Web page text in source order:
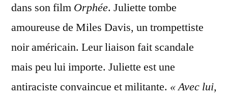
dans son film Orphée. Juliette tombe
amoureuse de Miles Davis, un trompettiste
noir américain. Leur liaison fait scandale
mais peu lui importe. Juliette est une
antiraciste convaincue et militante. « Avec lui,